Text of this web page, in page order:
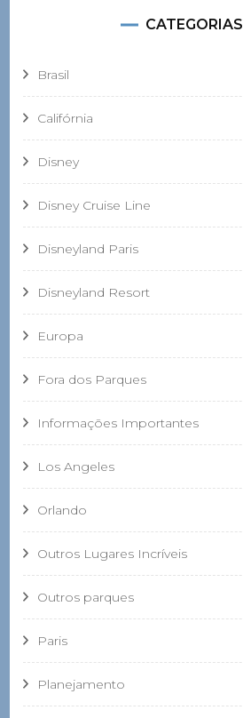
CATEGORIAS
Brasil
Califórnia
Disney
Disney Cruise Line
Disneyland Paris
Disneyland Resort
Europa
Fora dos Parques
Informações Importantes
Los Angeles
Orlando
Outros Lugares Incríveis
Outros parques
Paris
Planejamento